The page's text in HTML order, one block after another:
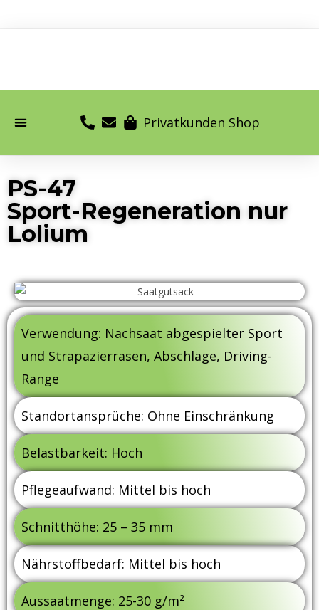
Privatkunden Shop
PS-47
Sport-Regeneration nur
Lolium
Verwendung: Nachsaat abgespielter Sport
und Strapazierrasen, Abschläge, Driving-
Range
Standortansprüche: Ohne Einschränkung
Belastbarkeit: Hoch
Pflegeaufwand: Mittel bis hoch
Schnitthöhe: 25 – 35 mm
Nährstoffbedarf: Mittel bis hoch
Aussaatmenge: 25-30 g/m²